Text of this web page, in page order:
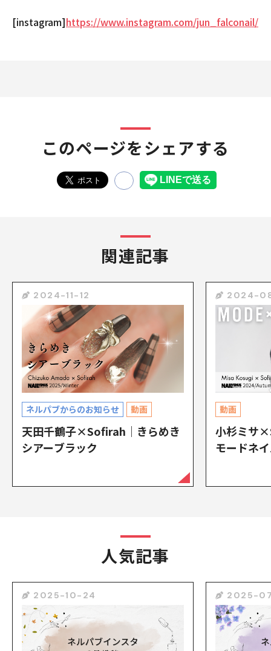
[instagram]https://www.instagram.com/jun_falconail/
このページをシェアする
関連記事
2024-11-12
ネルパブからのお知らせ 動画
天田千鶴子×Sofirah｜きらめき
シアーブラック
2024-
動画
小杉ミサ
モードネ
人気記事
2025-10-24 2025-